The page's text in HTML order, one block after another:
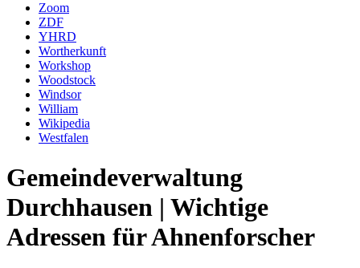
Zoom
ZDF
YHRD
Wortherkunft
Workshop
Woodstock
Windsor
William
Wikipedia
Westfalen
Gemeindeverwaltung
Durchhausen | Wichtige
Adressen für Ahnenforscher